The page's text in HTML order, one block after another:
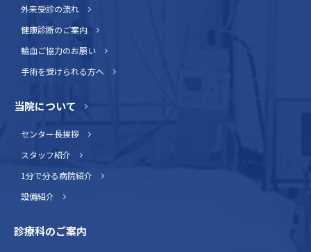
外来受診の流れ
健康診断のご案内
輸血ご協力のお願い
手術を受けられる方へ
当院について
センター長挨拶
スタッフ紹介
1分で分る病院紹介
設備紹介
診療科のご案内